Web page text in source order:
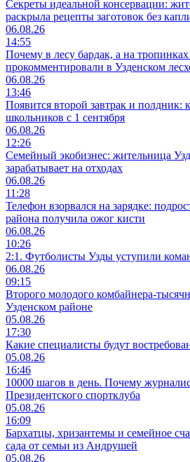
Секреты идеальной консервации:
раскрыла рецепты заготовок без
06.08.26
14:55
Почему в лесу бардак, а на
прокомментировали в Узденском
06.08.26
13:46
Появится второй завтрак и полдник:
школьников с 1 сентября
06.08.26
12:26
Семейный экобизнес: жительница
зарабатывает на отходах
06.08.26
11:28
Телефон взорвался на зарядке:
района получила ожог кисти
06.08.26
10:26
2:1. Футболисты Узды уступили
06.08.26
09:15
Второго молодого комбайнера-
Узденском районе
05.08.26
17:30
Какие специалисты будут
05.08.26
16:46
10000 шагов в день. Почему
Президентского спортклуба
05.08.26
16:09
Бархатцы, хризантемы и семейное
сада от семьи из Андрушей
05.08.26